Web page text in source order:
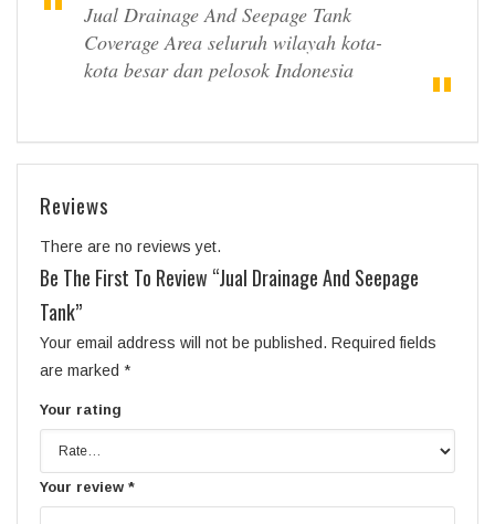
Jual Drainage And Seepage Tank
Coverage Area seluruh wilayah kota-
kota besar dan pelosok Indonesia
Reviews
There are no reviews yet.
Be The First To Review “Jual Drainage And Seepage
Tank”
Your email address will not be published. Required fields
are marked *
Your rating
Your review *